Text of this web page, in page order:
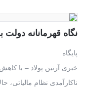
نگاه قهرمانانه
پایگاه
خبری آرتین پولاد – با
ناکارآمدی نظام مالیاتی،